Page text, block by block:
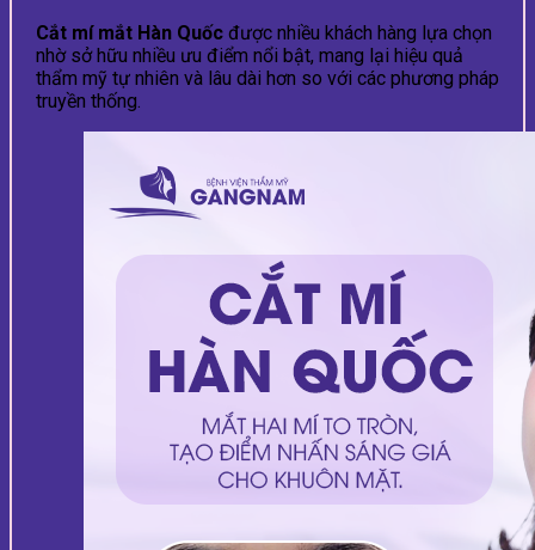
Cắt mí mắt Hàn Quốc được nhiều khách hàng lựa chọn
nhờ sở hữu nhiều ưu điểm nổi bật, mang lại hiệu quả
thẩm mỹ tự nhiên và lâu dài hơn so với các phương pháp
truyền thống.